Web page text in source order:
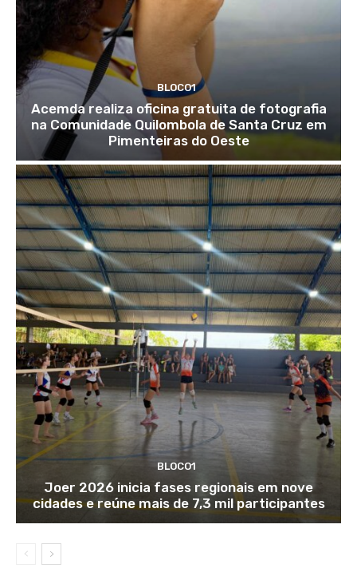
BLOCO1
Acemda realiza oficina gratuita de fotografia
na Comunidade Quilombola de Santa Cruz em
Pimenteiras do Oeste
BLOCO1
Joer 2026 inicia fases regionais em nove
cidades e reúne mais de 7,3 mil participantes